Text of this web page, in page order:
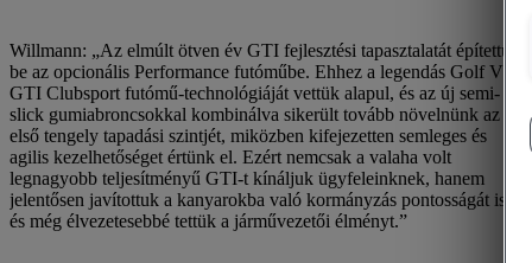
Willmann: „Az elmúlt ötven év GTI fejlesztési tapasztalatát építettük
be az opcionális Performance futóműbe. Ehhez a legendás Golf VII
GTI Clubsport futómű-technológiáját vettük alapul, és az új semi-
slick gumiabroncsokkal kombinálva sikerült tovább növelnünk az
első tengely tapadási szintjét, miközben kifejezetten semleges és
agilis kezelhetőséget értünk el. Ezért nemcsak a valaha volt
legnagyobb teljesítményű GTI-t kínáljuk ügyfeleinknek, hanem
jelentősen javítottuk a kanyarokba való kormányzás pontosságát is,
és még élvezetesebbé tettük a járművezetői élményt.”